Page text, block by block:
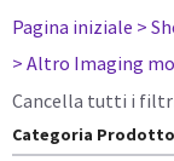
Pagina iniziale >
> Altro Imaging
Cancella tutti i
Categoria Prodotto